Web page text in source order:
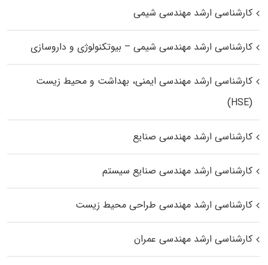
کارشناسی ارشد مهندسی شیمی
کارشناسی ارشد مهندسی شیمی – بیوتکنولوژی و داروسازی
کارشناسی ارشد مهندسی ایمنی، بهداشت و محیط زیست
(HSE)
کارشناسی ارشد مهندسی صنایع
کارشناسی ارشد مهندسی صنایع سیستم
کارشناسی ارشد مهندسی طراحی محیط زیست
کارشناسی ارشد مهندسی عمران